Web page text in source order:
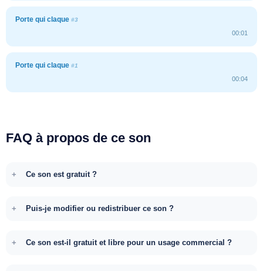
Porte qui claque #3
00:01
Porte qui claque #1
00:04
FAQ à propos de ce son
Ce son est gratuit ?
Puis-je modifier ou redistribuer ce son ?
Ce son est-il gratuit et libre pour un usage commercial ?